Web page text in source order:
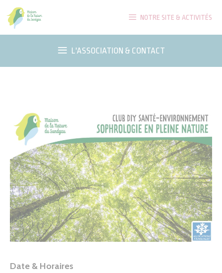
Aller
au
contenu
NOTRE SITE & ACTIVITÉS
L'ASSOCIATION & CONTACT
Date & Horaires